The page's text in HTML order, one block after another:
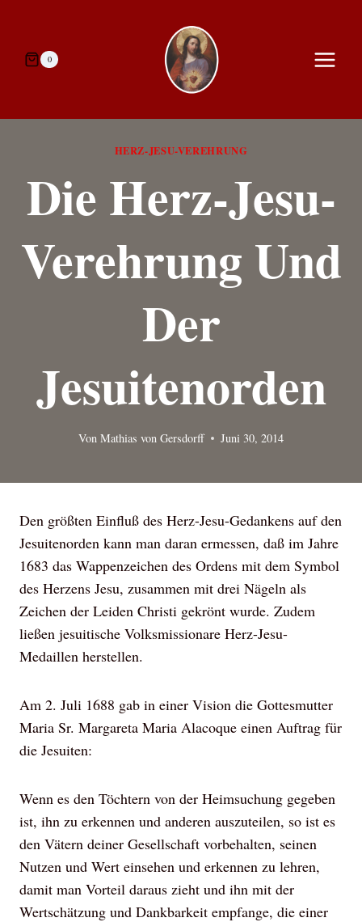
springen0
HERZ-JESU-VEREHRUNG
Die Herz-Jesu-
Verehrung Und
Der
Jesuitenorden
Von Mathias von Gersdorff Juni 30, 2014
Den größten Einfluß des Herz-Jesu-Gedankens auf den
Jesuitenorden kann man daran ermessen, daß im Jahre
1683 das Wappenzeichen des Ordens mit dem Symbol
des Herzens Jesu, zusammen mit drei Nägeln als
Zeichen der Leiden Christi gekrönt wurde. Zudem
ließen jesuitische Volksmissionare Herz-Jesu-
Medaillen herstellen.
Am 2. Juli 1688 gab in einer Vision die Gottesmutter
Maria Sr. Margareta Maria Alacoque einen Auftrag für
die Jesuiten:
Wenn es den Töchtern von der Heimsuchung gegeben
ist, ihn zu erkennen und anderen auszuteilen, so ist es
den Vätern deiner Gesellschaft vorbehalten, seinen
Nutzen und Wert einsehen und erkennen zu lehren,
damit man Vorteil daraus zieht und ihn mit der
Wertschätzung und Dankbarkeit empfange, die einer